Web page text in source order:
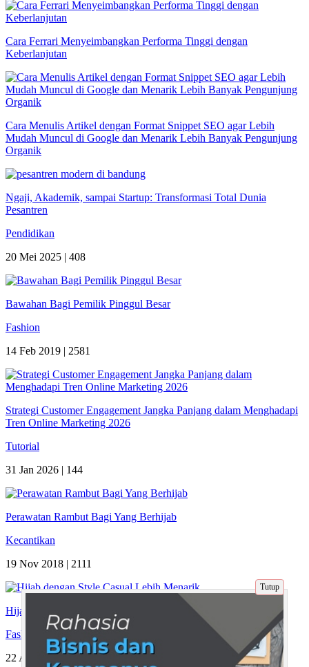
Cara Ferrari Menyeimbangkan Performa Tinggi dengan
Keberlanjutan
Cara Menulis Artikel dengan Format Snippet SEO agar Lebih
Mudah Muncul di Google dan Menarik Lebih Banyak Pengunjung
Organik
Ngaji, Akademik, sampai Startup: Transformasi Total Dunia
Pesantren
Pendidikan
20 Mei 2025 | 408
Bawahan Bagi Pemilik Pinggul Besar
Fashion
14 Feb 2019 | 2581
Strategi Customer Engagement Jangka Panjang dalam Menghadapi
Tren Online Marketing 2026
Tutorial
31 Jan 2026 | 144
Perawatan Rambut Bagi Yang Berhijab
Kecantikan
19 Nov 2018 | 2111
Hijab dengan Style Casual Lebih Menarik
Fashion
22 Apr 2020 |1786
Tutup